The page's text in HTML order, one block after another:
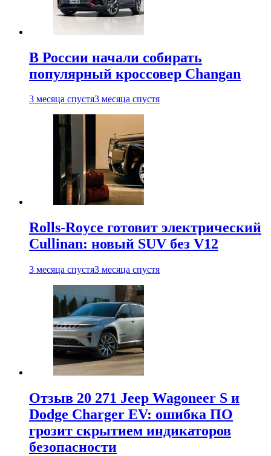
В России начали собирать
популярный кроссовер Changan
3 месяца спустя3 месяца спустя
Rolls-Royce готовит электрический
Cullinan: новый SUV без V12
3 месяца спустя3 месяца спустя
Отзыв 20 271 Jeep Wagoneer S и
Dodge Charger EV: ошибка ПО
грозит скрытием индикаторов
безопасности